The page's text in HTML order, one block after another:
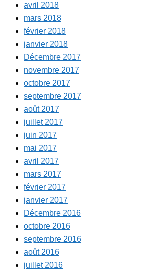
avril 2018
mars 2018
février 2018
janvier 2018
Décembre 2017
novembre 2017
octobre 2017
septembre 2017
août 2017
juillet 2017
juin 2017
mai 2017
avril 2017
mars 2017
février 2017
janvier 2017
Décembre 2016
octobre 2016
septembre 2016
août 2016
juillet 2016